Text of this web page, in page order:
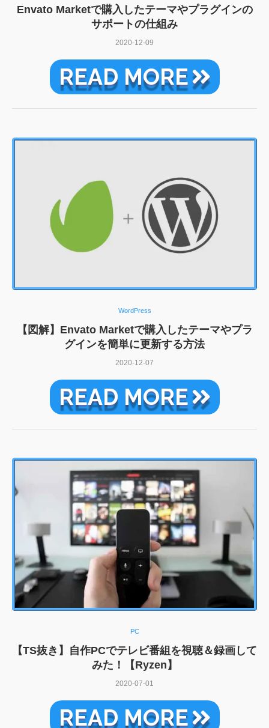
Envato Marketで購入したテーマやプラグインの
サポートの仕組み
2020-12-09
READ MORE
WordPress
【図解】Envato Marketで購入したテーマやプラ
グインを簡単に更新する方法
2020-12-07
READ MORE
PC
【TS抜き】自作PCでテレビ番組を視聴＆録画して
みた！【Ryzen】
2020-07-01
READ MORE